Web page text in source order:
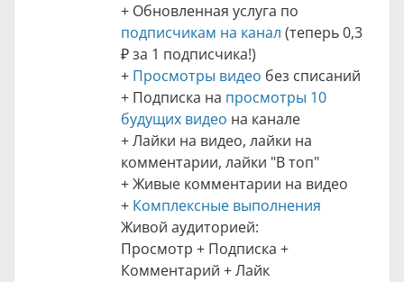
+ Обновленная услуга по
подписчикам на канал (теперь0,3
₽за 1 подписчика!)
+ Просмотры видео без списаний
+ Подписка на просмотры 10
будущих видео на канале
+ Лайки на видео, лайки на
комментарии, лайки "В топ"
+ Живые комментарии на видео
+ Комплексные выполнения
Живой аудиторией:
Просмотр + Подписка +
Комментарий + Лайк